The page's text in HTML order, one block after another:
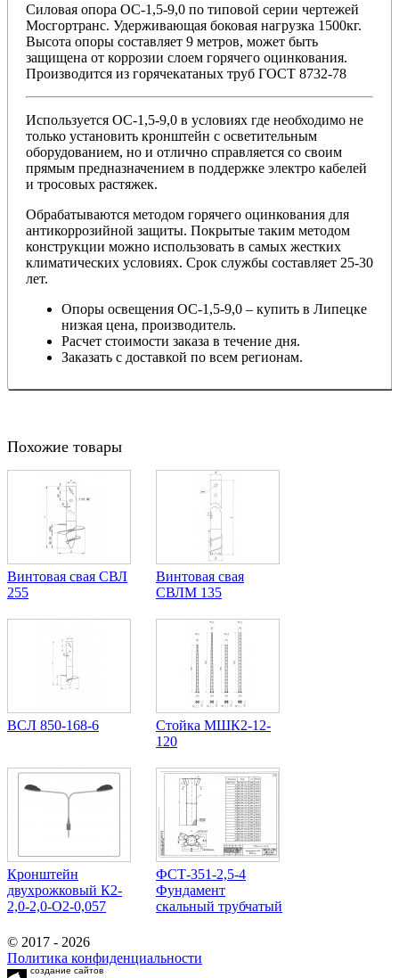
Силовая опора ОС-1,5-9,0 по типовой серии чертежей
Мосгортранс. Удерживающая боковая нагрузка 1500кг.
Высота опоры составляет 9 метров, может быть
защищена от коррозии слоем горячего оцинкования.
Производится из горячекатаных труб ГОСТ 8732-78
Используется ОС-1,5-9,0 в условиях где необходимо не
только установить кронштейн с осветительным
оборудованием, но и отлично справляется со своим
прямым предназначением в поддержке электро кабелей
и тросовых растяжек.
Обрабатываются методом горячего оцинкования для
антикоррозийной защиты. Покрытые таким методом
конструкции можно использовать в самых жестких
климатических условиях. Срок службы составляет 25-30
лет.
Опоры освещения ОС-1,5-9,0 – купить в Липецке
низкая цена, производитель.
Расчет стоимости заказа в течение дня.
Заказать с доставкой по всем регионам.
Похожие товары
Винтовая свая СВЛ
255
Винтовая свая
СВЛМ 135
ВСЛ 850-168-6
Стойка МШК2-12-
120
Кронштейн
двухрожковый К2-
2,0-2,0-О2-0,057
ФСТ-351-2,5-4
Фундамент
скальный трубчатый
© 2017 - 2026
Политика конфиденциальности
создание сайтов